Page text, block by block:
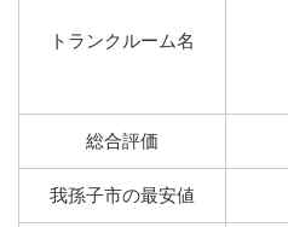
トランクルーム名
総合評価
我孫子市の最安値